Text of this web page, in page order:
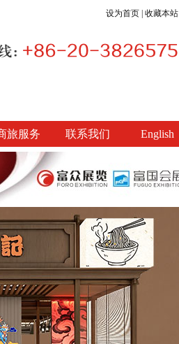
设为首页 收藏本站
旅服务 联系我们 English